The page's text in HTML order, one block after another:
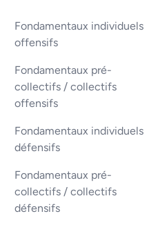
Fondamentaux individuels
offensifs
Fondamentaux pré-
collectifs / collectifs
offensifs
Fondamentaux individuels
défensifs
Fondamentaux pré-
collectifs / collectifs
défensifs